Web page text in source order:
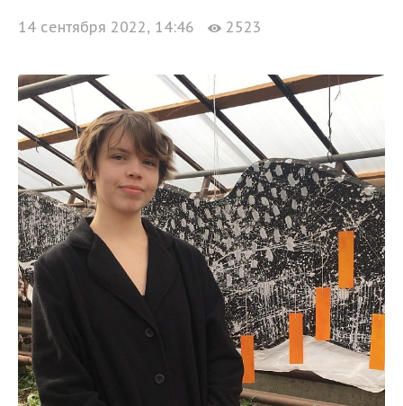
14 сентября 2022, 14:46 2523